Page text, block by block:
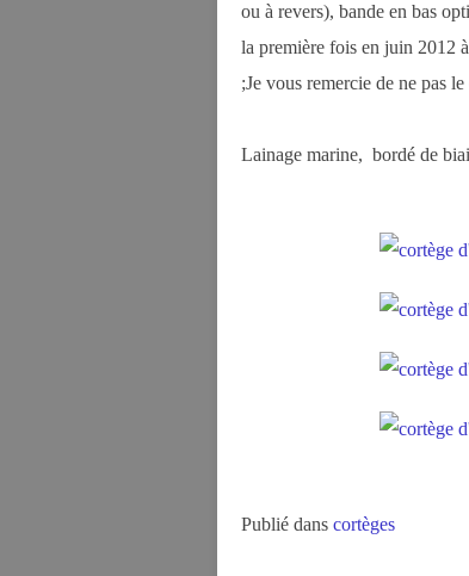
ou à revers), bande en bas
la première fois en juin 2012
;Je vous remercie de ne pas
Lainage marine, bordé de
Publié dans cortèges